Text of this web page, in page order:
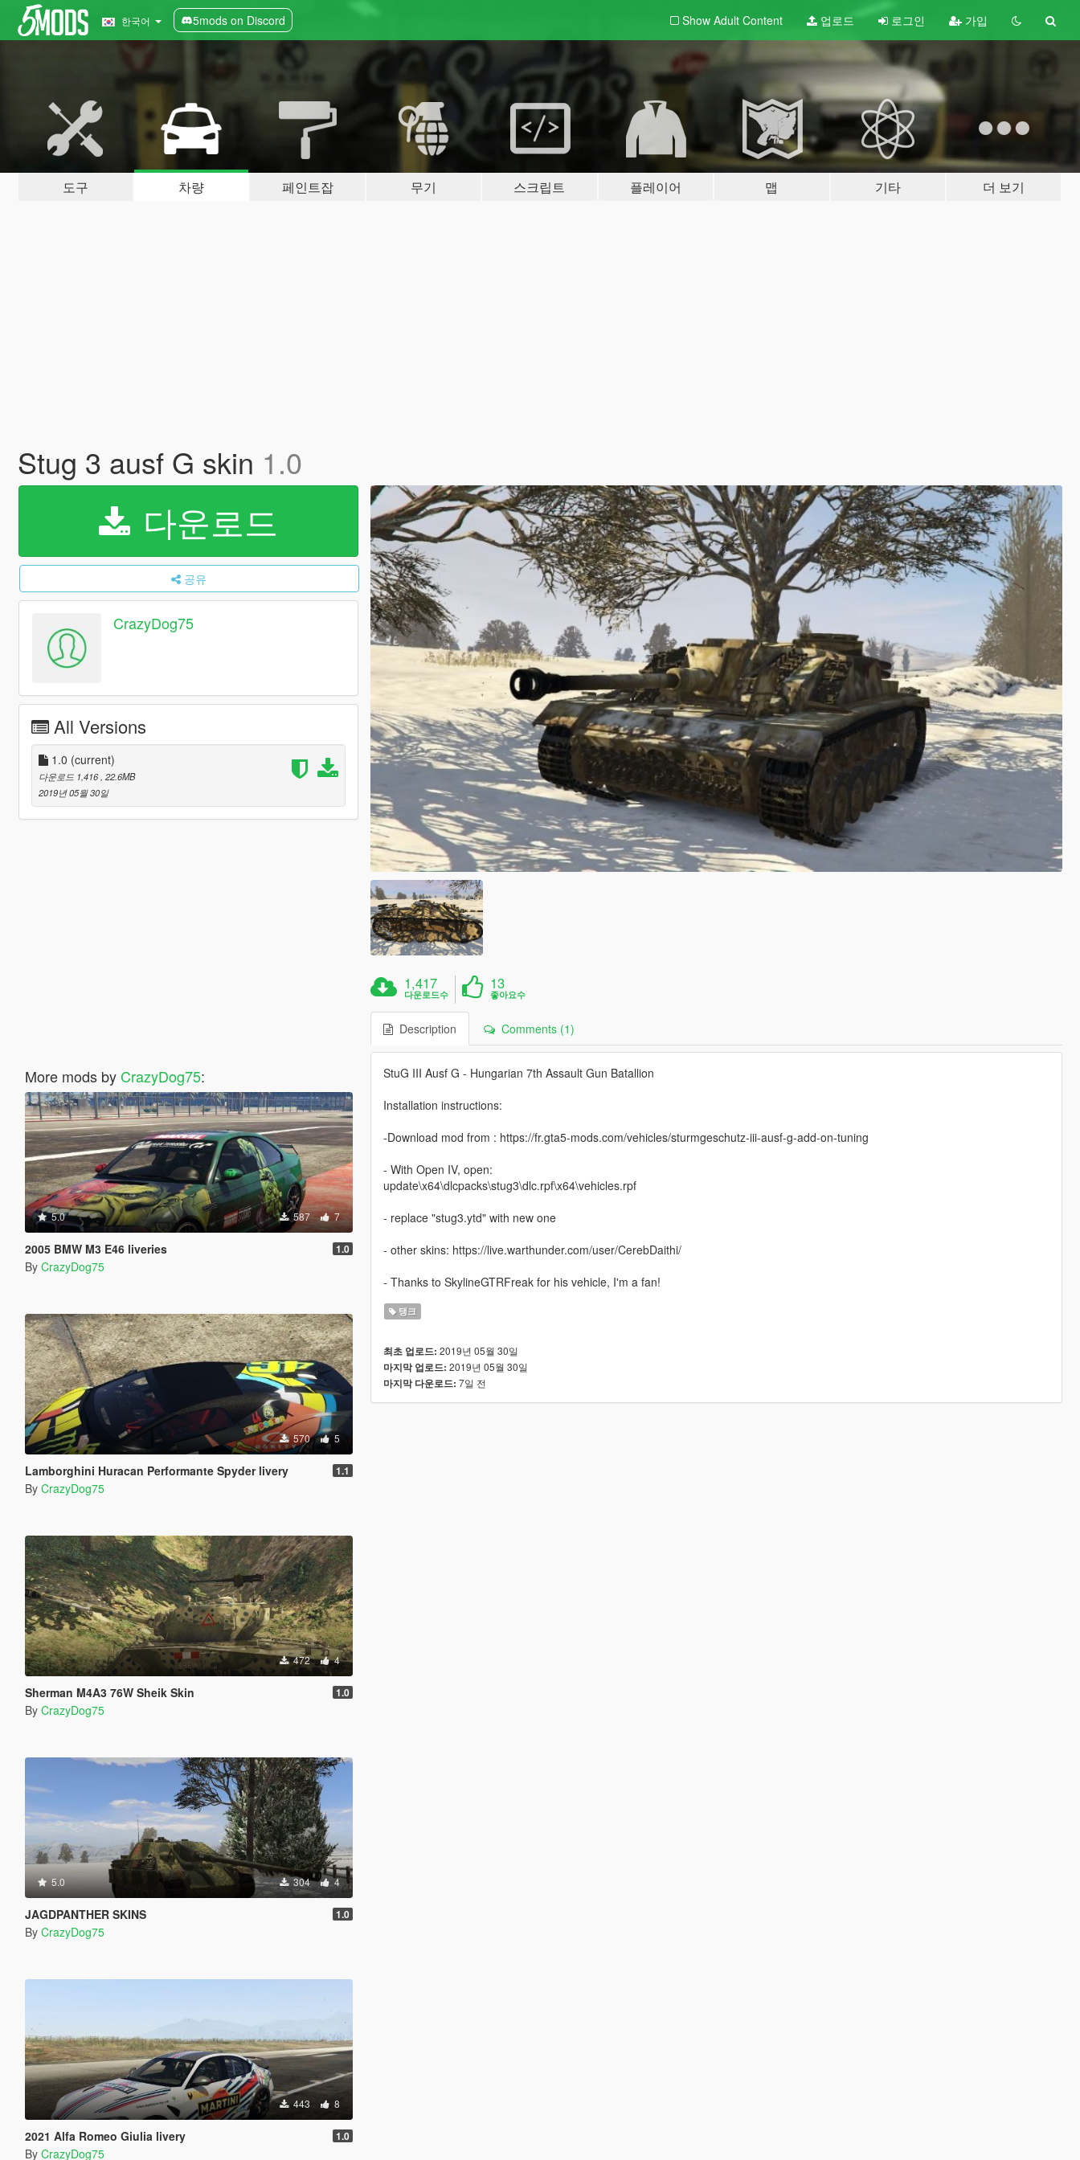
한국어 5mods on Discord Show Adult Content 업로드 로그인 가입
도구 차량 페인트잡 무기 스크립트 플레이어 맵 기타 더 보기
Stug 3 ausf G skin 1.0
다운로드
공유
CrazyDog75
All Versions
1.0 (current)
다운로드 1,416 , 22.6MB
2019년 05월 30일
More mods by CrazyDog75:
5.0 587 7
2005 BMW M3 E46 liveries 1.0
By CrazyDog75
570 5
Lamborghini Huracan Performante Spyder livery 1.1
By CrazyDog75
472 4
Sherman M4A3 76W Sheik Skin 1.0
By CrazyDog75
5.0 304 4
JAGDPANTHER SKINS 1.0
By CrazyDog75
443 8
2021 Alfa Romeo Giulia livery 1.0
By CrazyDog75
1,417
다운로드수
13
좋아요수
Description Comments (1)
StuG III Ausf G - Hungarian 7th Assault Gun Batallion
Installation instructions:
-Download mod from : https://fr.gta5-mods.com/vehicles/sturmgeschutz-iii-ausf-g-add-on-tuning
- With Open IV, open:
update\x64\dlcpacks\stug3\dlc.rpf\x64\vehicles.rpf
- replace "stug3.ytd" with new one
- other skins: https://live.warthunder.com/user/CerebDaithi/
- Thanks to SkylineGTRFreak for his vehicle, I'm a fan!
탱크
최초 업로드: 2019년 05월 30일
마지막 업로드: 2019년 05월 30일
마지막 다운로드: 7일 전